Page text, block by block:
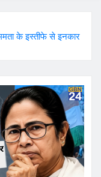
के इस्तीफे से इनकार